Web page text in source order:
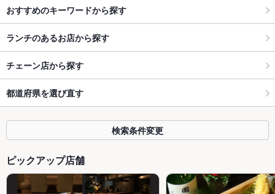
おすすめのキーワードから探す
ランチのあるお店から探す
チェーン店から探す
都道府県を選び直す
検索条件変更
ピックアップ店舗